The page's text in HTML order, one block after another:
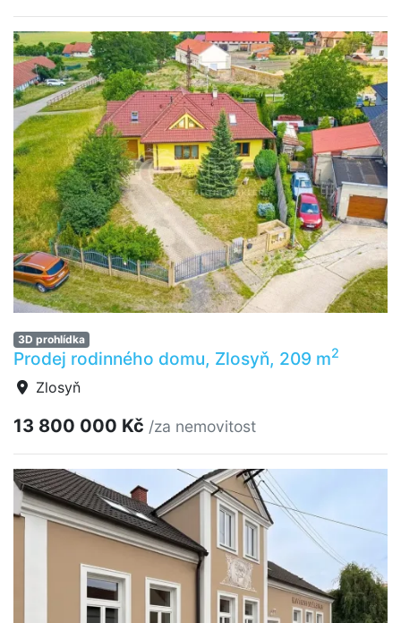
3D prohlídka
Prodej rodinného domu, Zlosyň, 209 m2
Zlosyň
13 800 000 Kč /za nemovitost